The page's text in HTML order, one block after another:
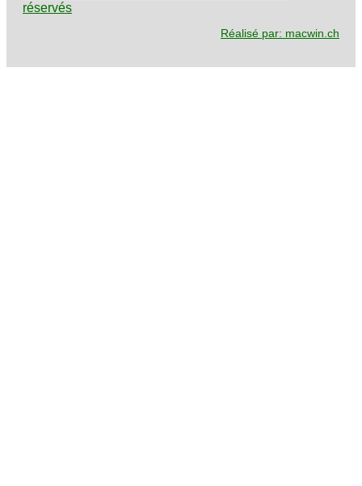
réservés
Réalisé par: macwin.ch